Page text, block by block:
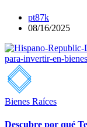
pt87k
08/16/2025
Bienes Raíces
Descubre por qué